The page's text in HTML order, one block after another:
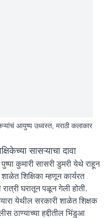
आयुष्य उध्वस्त, मराठी कलाकार
सासऱ्याचा दावा
कुमारी सासरी डुमरी येथे राहून
शिक्षिका म्हणून कार्यरत
रात्री घरातून पळून गेली होती.
येथील सरकारी शाळेत शिक्षक
ठाण्याच्या हद्दीतील भिंडुआ